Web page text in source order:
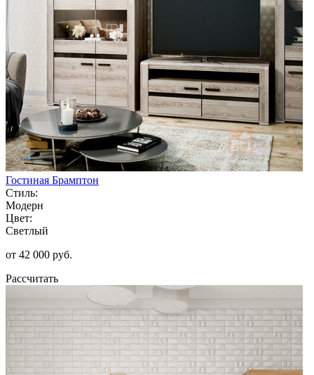
Гостиная Брамптон
Стиль:
Модерн
Цвет:
Светлый
от 42 000 руб.
Рассчитать